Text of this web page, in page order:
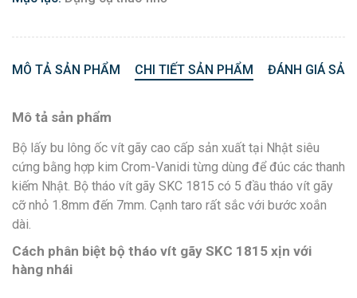
MÔ TẢ SẢN PHẨM CHI TIẾT SẢN PHẨM ĐÁNH GIÁ
Mô tả sản phẩm
Bộ lấy bu lông ốc vít gãy cao cấp sản xuất tại Nhật siêu
cứng bằng hợp kim Crom-Vanidi từng dùng để đúc các thanh
kiếm Nhật. Bộ tháo vít gãy SKC 1815 có 5 đầu tháo vít gãy
cỡ nhỏ 1.8mm đến 7mm. Cạnh taro rất sắc với bước xoắn
dài.
Cách phân biệt bộ tháo vít gãy SKC 1815 xịn với
hàng nhái